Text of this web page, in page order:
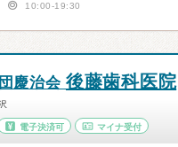
10:00-19:30
慶治会 後藤歯科医院
電子決済可 マイナ受付